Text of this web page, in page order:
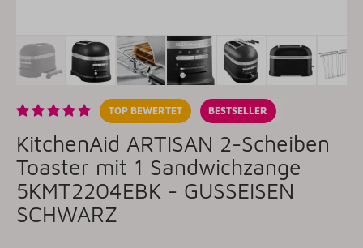
TOP BEWERTET BESTSELLER
KitchenAid ARTISAN 2-Scheiben
Toaster mit 1 Sandwichzange
5KMT2204EBK - GUSSEISEN
SCHWARZ